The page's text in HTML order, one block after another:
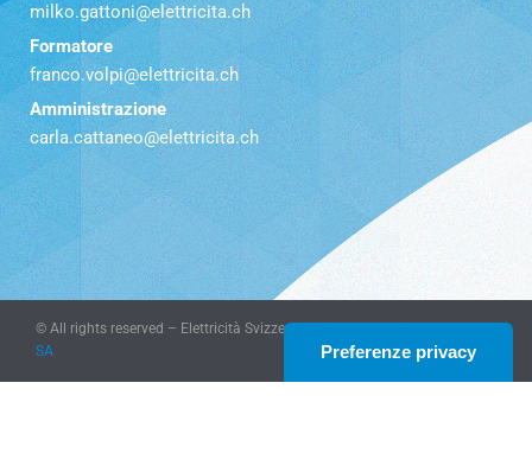
milko.gattoni@elettricita.ch
Formatore
franco.volpi@elettricita.ch
Amministrazione
carla.cattaneo@elettricita.ch
© All rights reserved – Elettricità Svizzera Italiana – website
SA